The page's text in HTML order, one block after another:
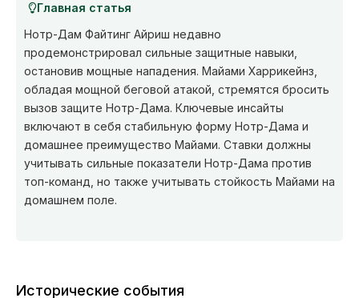
Главная статья
Нотр-Дам Файтинг Айриш недавно
продемонстрировал сильные защитные навыки,
остановив мощные нападения. Майами Харрикейнз,
обладая мощной беговой атакой, стремятся бросить
вызов защите Нотр-Дама. Ключевые инсайты
включают в себя стабильную форму Нотр-Дама и
домашнее преимущество Майами. Ставки должны
учитывать сильные показатели Нотр-Дама против
топ-команд, но также учитывать стойкость Майами на
домашнем поле.
Исторические события